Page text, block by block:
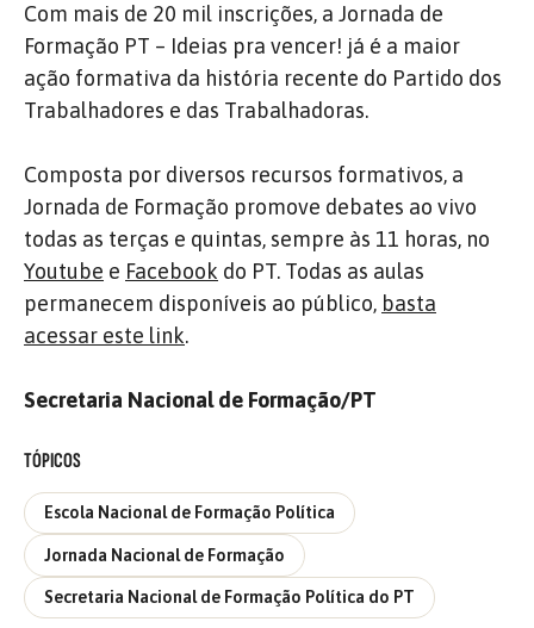
Com mais de 20 mil inscrições, a Jornada de
Formação PT – Ideias pra vencer! já é a maior
ação formativa da história recente do Partido dos
Trabalhadores e das Trabalhadoras.
Composta por diversos recursos formativos, a
Jornada de Formação promove debates ao vivo
todas as terças e quintas, sempre às 11 horas, no
Youtube e Facebook do PT. Todas as aulas
permanecem disponíveis ao público, basta
acessar este link.
Secretaria Nacional de Formação/PT
TÓPICOS
Escola Nacional de Formação Política
Jornada Nacional de Formação
Secretaria Nacional de Formação Política do PT